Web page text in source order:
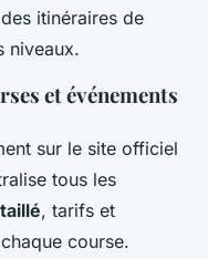
itinéraires de
niveaux.
et événements
sur le site officiel
tous les
, tarifs et
course.